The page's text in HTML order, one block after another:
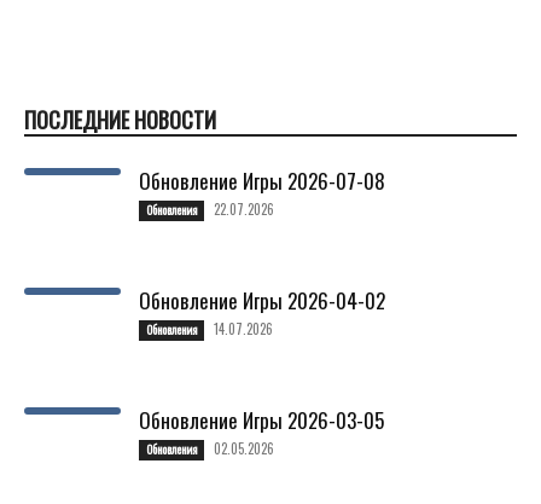
ПОСЛЕДНИЕ НОВОСТИ
Обновление Игры 2026-07-08
Обновления 22.07.2026
Обновление Игры 2026-04-02
Обновления 14.07.2026
Обновление Игры 2026-03-05
Обновления 02.05.2026